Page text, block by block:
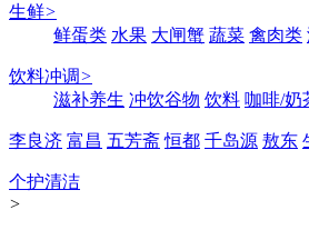
生鲜>
鲜蛋类 水果 大闸蟹 蔬菜 禽肉类
饮料冲调>
滋补养生 冲饮谷物 饮料 咖啡/奶
李良济 富昌 五芳斋 恒都 千岛源 敖东
个护清洁
>